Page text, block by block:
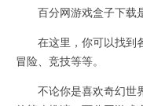
百分网游戏盒子下载是
在这里，你可以找到各
冒险、竞技等等。
不论你是喜欢奇幻世